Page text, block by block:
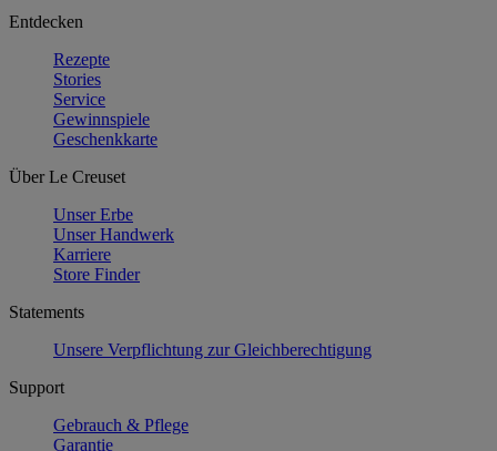
Entdecken
Rezepte
Stories
Service
Gewinnspiele
Geschenkkarte
Über Le Creuset
Unser Erbe
Unser Handwerk
Karriere
Store Finder
Statements
Unsere Verpflichtung zur Gleichberechtigung
Support
Gebrauch & Pflege
Garantie